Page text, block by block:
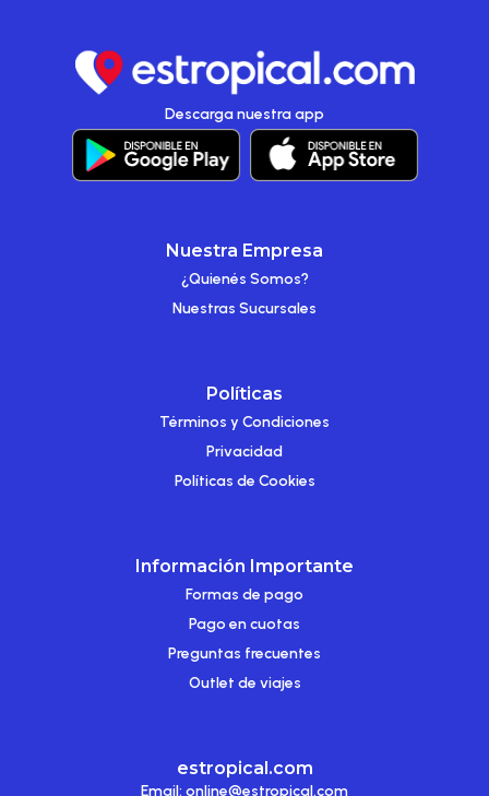
Descarga nuestra app
Nuestra Empresa
¿Quienés Somos?
Nuestras Sucursales
Políticas
Términos y Condiciones
Privacidad
Políticas de Cookies
Información Importante
Formas de pago
Pago en cuotas
Preguntas frecuentes
Outlet de viajes
estropical.com
Email: online@estropical.com